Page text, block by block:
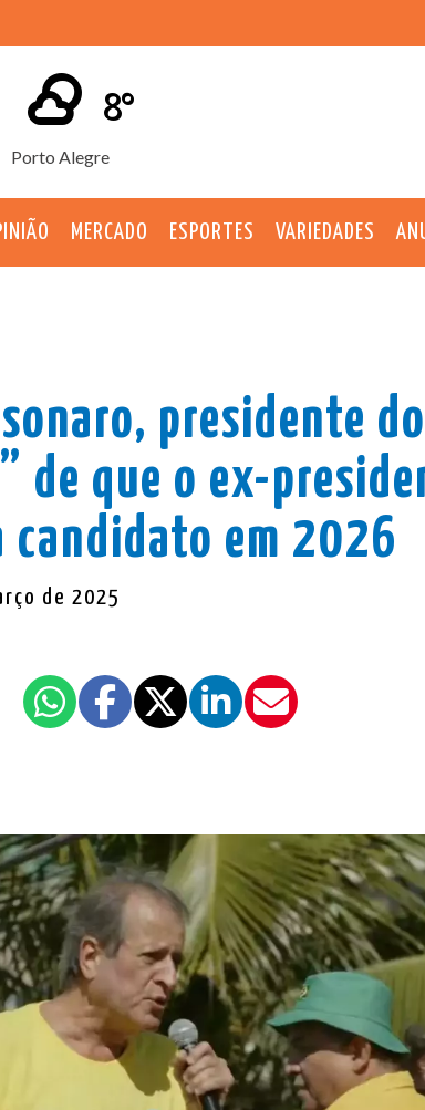
Porto Alegre
8°
MERCADO ESPORTES VARIEDADES
presidente
de que o ex-
candidato em 2026
de 2025